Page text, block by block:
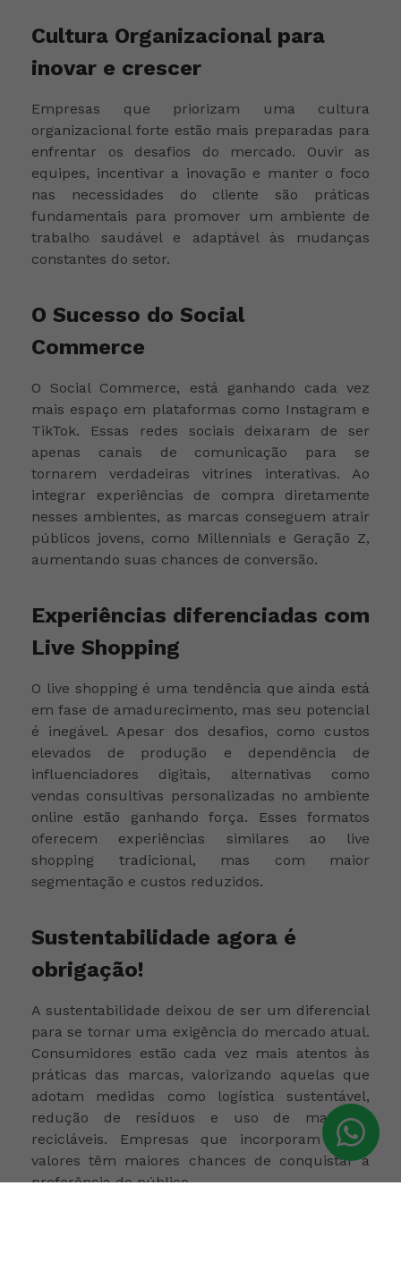
Cultura Organizacional para
inovar e crescer
Empresas que priorizam uma cultura
organizacional forte estão mais preparadas para
enfrentar os desafios do mercado. Ouvir as
equipes, incentivar a inovação e manter o foco
nas necessidades do cliente são práticas
fundamentais para promover um ambiente de
trabalho saudável e adaptável às mudanças
constantes do setor.
O Sucesso do Social
Commerce
O Social Commerce, está ganhando cada vez
mais espaço em plataformas como Instagram e
TikTok. Essas redes sociais deixaram de ser
apenas canais de comunicação para se
tornarem verdadeiras vitrines interativas. Ao
integrar experiências de compra diretamente
nesses ambientes, as marcas conseguem atrair
públicos jovens, como Millennials e Geração Z,
aumentando suas chances de conversão.
Experiências diferenciadas com
Live Shopping
O live shopping é uma tendência que ainda está
em fase de amadurecimento, mas seu potencial
é inegável. Apesar dos desafios, como custos
elevados de produção e dependência de
influenciadores digitais, alternativas como
vendas consultivas personalizadas no ambiente
online estão ganhando força. Esses formatos
oferecem experiências similares ao live
shopping tradicional, mas com maior
segmentação e custos reduzidos.
Sustentabilidade agora é
obrigação!
A sustentabilidade deixou de ser um diferencial
para se tornar uma exigência do mercado atual.
Consumidores estão cada vez mais atentos às
práticas das marcas, valorizando aquelas que
adotam medidas como logística sustentável,
redução de resíduos e uso de materiais
recicláveis. Empresas que incorporam esses
valores têm maiores chances de conquistar a
preferência do público.